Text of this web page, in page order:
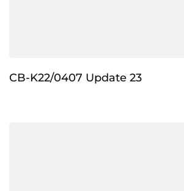
CB-K22/0407 Update 23